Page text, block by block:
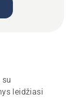
leidžiasi